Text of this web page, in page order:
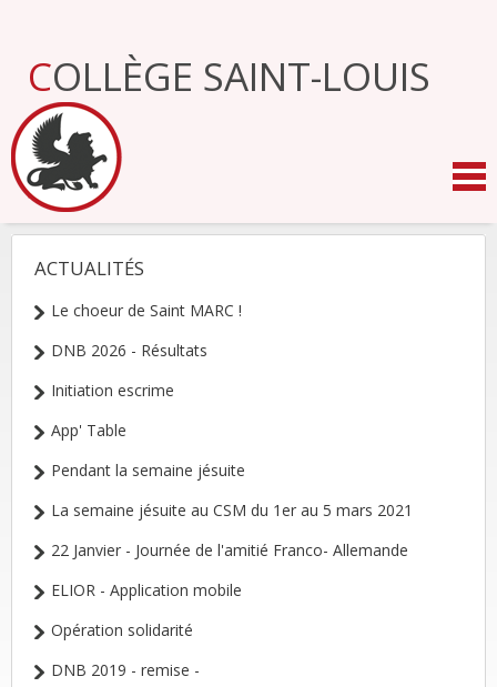
Aller
navigation
COLLÈGE SAINT-LOUIS
NAVIGATION
ACTUALITÉS
Le choeur de Saint MARC !
DNB 2026 - Résultats
Initiation escrime
App' Table
Pendant la semaine jésuite
La semaine jésuite au CSM du 1er au 5 mars 2021
22 Janvier - Journée de l'amitié Franco- Allemande
ELIOR - Application mobile
Opération solidarité
DNB 2019 - remise -